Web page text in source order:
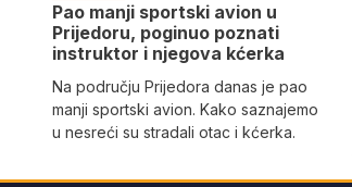
Pao manji sportski avion u
Prijedoru, poginuo poznati
instruktor i njegova kćerka
Na području Prijedora danas je pao
manji sportski avion. Kako saznajemo
u nesreći su stradali otac i kćerka.